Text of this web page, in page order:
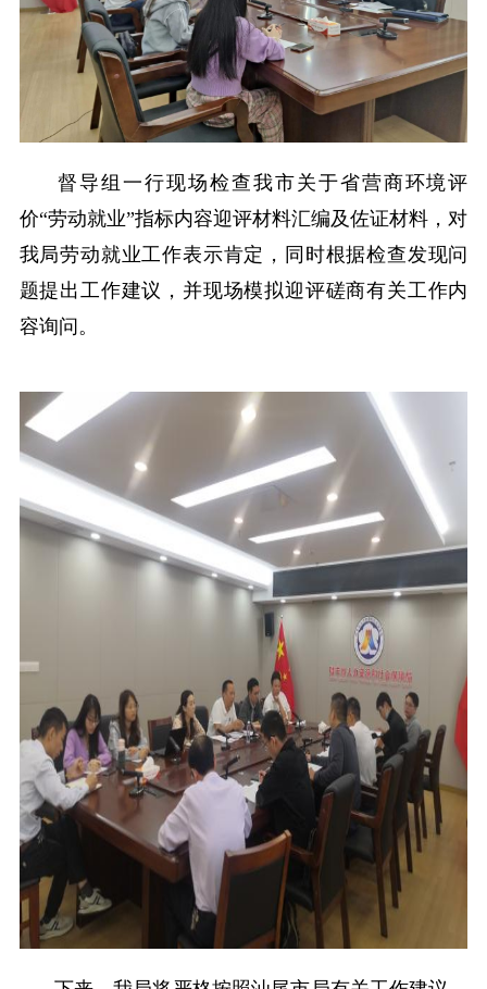
督导组一行现场检查我市关于省营商环境评
价“劳动就业”指标内容迎评材料汇编及佐证材料，对
我局劳动就业工作表示肯定，同时根据检查发现问
题提出工作建议，并现场模拟迎评磋商有关工作内
容询问。